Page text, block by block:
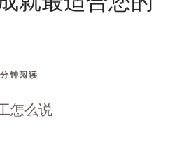
钟阅读
怎么说